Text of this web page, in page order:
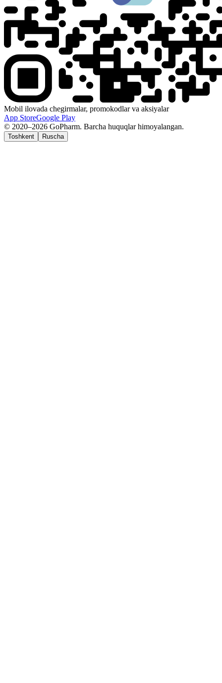
Mobil ilovada chegirmalar, promokodlar va aksiyalar
App StoreGoogle Play
© 2020–2026 GoPharm. Barcha huquqlar himoyalangan.
Toshkent Ruscha